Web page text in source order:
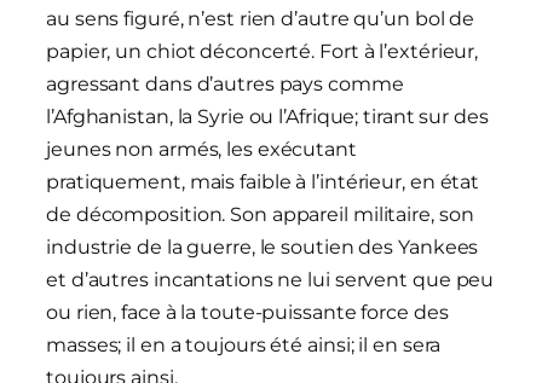
au sens figuré, n’est rien d’autre qu’un bol de
papier, un chiot déconcerté. Fort à l’extérieur,
agressant dans d’autres pays comme
l’Afghanistan, la Syrie ou l’Afrique; tirant sur des
jeunes non armés, les exécutant
pratiquement, mais faible à l’intérieur, en état
de décomposition. Son appareil militaire, son
industrie de la guerre, le soutien des Yankees
et d’autres incantations ne lui servent que peu
ou rien, face à la toute-puissante force des
masses; il en a toujours été ainsi; il en sera
toujours ainsi.